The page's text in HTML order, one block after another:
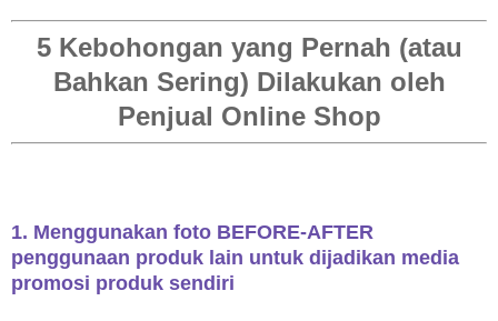
5 Kebohongan yang Pernah (atau
Bahkan Sering) Dilakukan oleh
Penjual Online Shop
1. Menggunakan foto BEFORE-AFTER
penggunaan produk lain untuk dijadikan media
promosi produk sendiri